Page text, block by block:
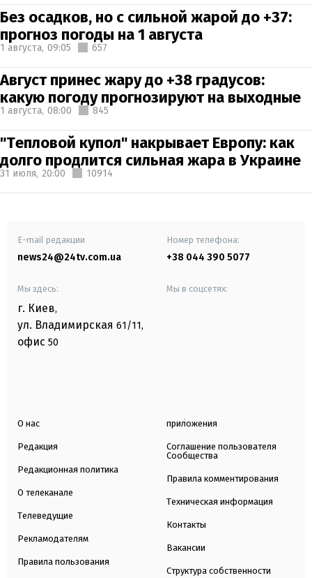
Без осадков, но с сильной жарой до +37:
прогноз погоды на 1 августа
1 августа, 09:05 657
Август принес жару до +38 градусов:
какую погоду прогнозируют на выходные
1 августа, 08:00 845
"Тепловой купол" накрывает Европу: как
долго продлится сильная жара в Украине
31 июля, 20:00 10914
E-mail редакции
news24@24tv.com.ua
Номер телефона:
+38 044 390 5077
Мы здесь:
г. Киев,
ул. Владимирская 61/11,
офис 50
Мы в соцсетях:
О нас
Редакция
Редакционная политика
О телеканале
Телеведущие
Рекламодателям
Правила пользования
приложения
Соглашение пользователя
Сообщества
Правила комментирования
Техническая информация
Контакты
Вакансии
Структура собственности